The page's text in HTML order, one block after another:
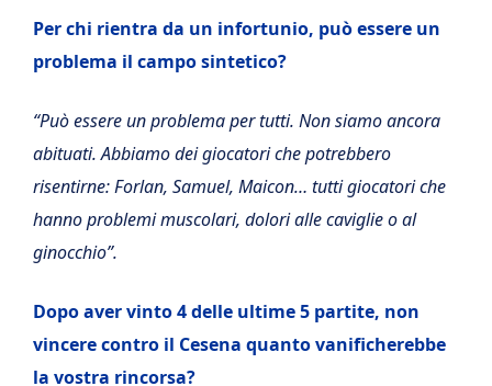
Per chi rientra da un infortunio, può essere un
problema il campo sintetico?
“Può essere un problema per tutti. Non siamo ancora
abituati. Abbiamo dei giocatori che potrebbero
risentirne: Forlan, Samuel, Maicon… tutti giocatori che
hanno problemi muscolari, dolori alle caviglie o al
ginocchio”.
Dopo aver vinto 4 delle ultime 5 partite, non
vincere contro il Cesena quanto vanificherebbe
la vostra rincorsa?